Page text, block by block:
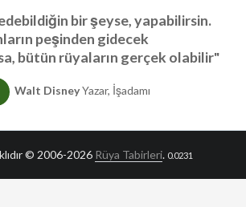
bir şeyse, yapabilirsin.
peşinden gidecek
bütün rüyaların gerçek olabilir"
Walt DisneyYazar, İşadamı
© 2006-2026 Rüya Tabirleri. 0.0231